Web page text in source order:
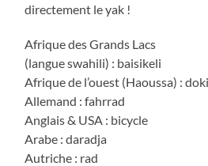
directement le yak !
Afrique des Grands Lacs
(langue swahili) : baisikeli
Afrique de l’ouest (Haoussa) :
Allemand : fahrrad
Anglais & USA : bicycle
Arabe : daradja
Autriche : rad